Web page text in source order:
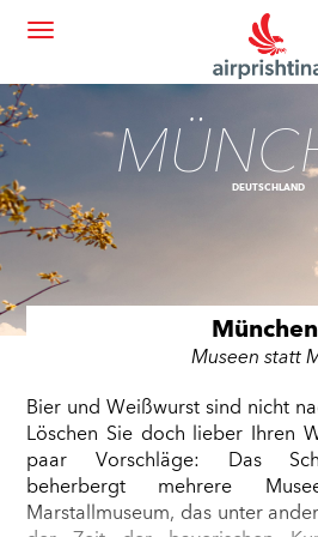
MÜNCHEN
DEUTSCHLAND
DEUTSCHLAND
Museen statt
Bier und Weißwurst sind nicht
Löschen Sie doch lieber Ihren
paar Vorschläge: Das
beherbergt mehrere
Marstallmuseum, das unter
Exponaten aus der 200-
weltweit renommierten
Nymphenburg. Oder
Spaziergang durch den
Zeit Pflanzen und Tiere aus
steht Ihnen in einer der
Sie durch Ausprobieren
sollten Sie sich ins
Meisterwerken der